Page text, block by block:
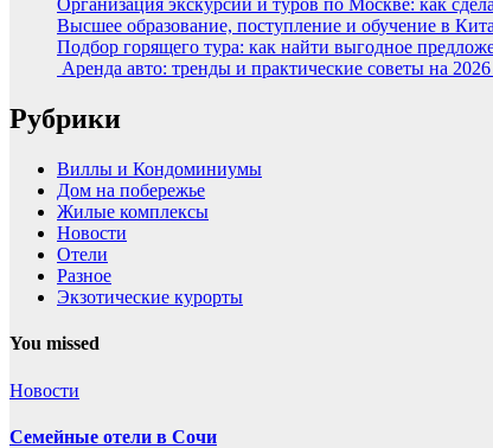
Организация экскурсий и туров по Москве: как
Высшее образование, поступление и обучение в
Подбор горящего тура: как найти выгодное
Аренда авто: тренды и практические советы на
Рубрики
Виллы и Кондоминиумы
Дом на побережье
Жилые комплексы
Новости
Отели
Разное
Экзотические курорты
You missed
Новости
Семейные отели в Сочи